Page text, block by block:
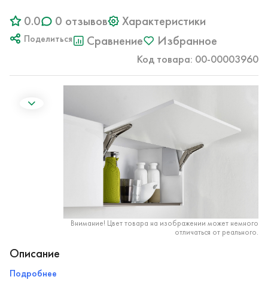
0.0 0 отзывов Характеристики
Поделиться Сравнение Избранное
Код товара: 00-00003960
Внимание! Цвет товара на изображении может немного
отличаться от реального.
Описание
Подробнее